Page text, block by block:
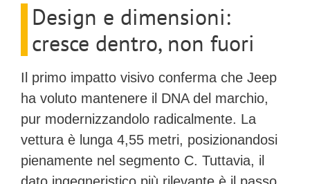
Design e dimensioni:
cresce dentro, non fuori
Il primo impatto visivo conferma che Jeep
ha voluto mantenere il DNA del marchio,
pur modernizzandolo radicalmente. La
vettura è lunga 4,55 metri, posizionandosi
pienamente nel segmento C. Tuttavia, il